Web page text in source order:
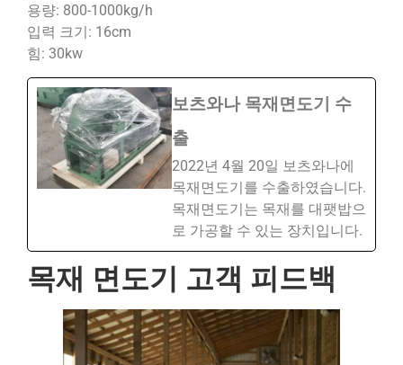
용량: 800-1000kg/h
입력 크기: 16cm
힘: 30kw
보츠와나 목재면도기 수
출
2022년 4월 20일 보츠와나에
목재면도기를 수출하였습니다.
목재면도기는 목재를 대팻밥으
로 가공할 수 있는 장치입니다.
목재 면도기 고객 피드백